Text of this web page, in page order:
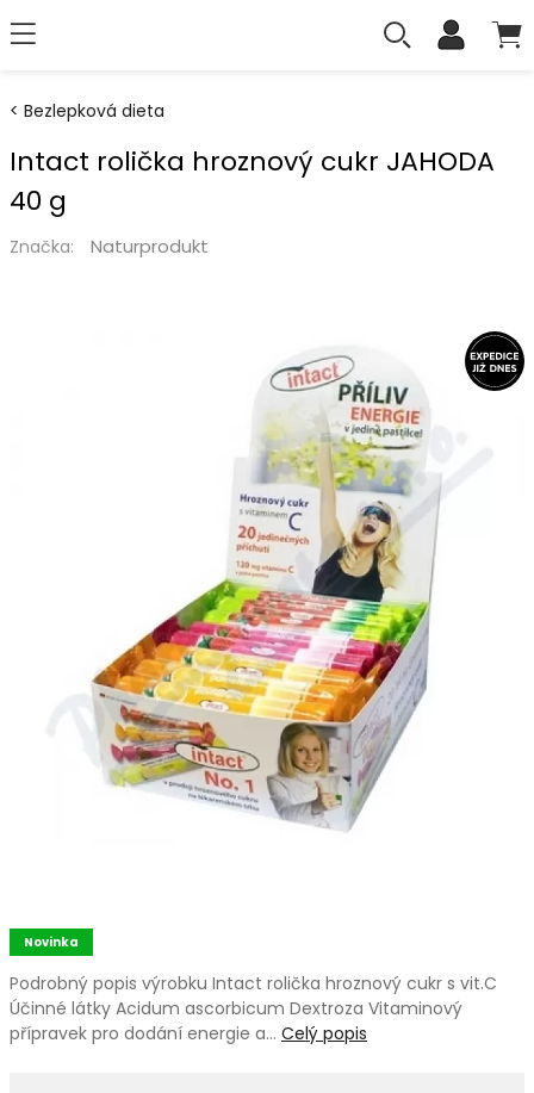
Bezlepková dieta
Intact rolička hroznový cukr JAHODA
40 g
Značka: Naturprodukt
Novinka
Podrobný popis výrobku Intact rolička hroznový cukr s vit.C
Účinné látky Acidum ascorbicum Dextroza Vitaminový
přípravek pro dodání energie a… Celý popis